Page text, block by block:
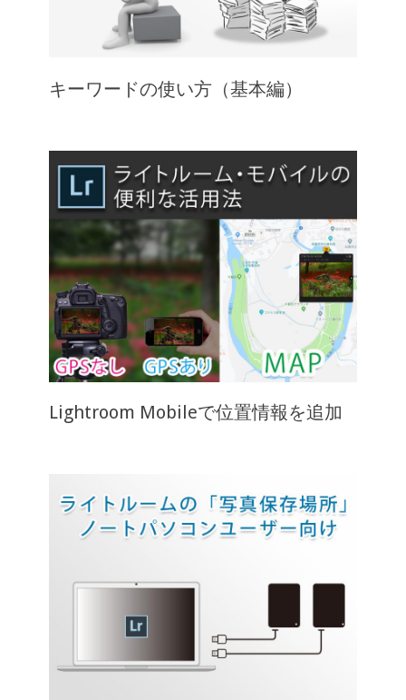
キーワードの使い方（基本編）
Lightroom Mobileで位置情報を追加